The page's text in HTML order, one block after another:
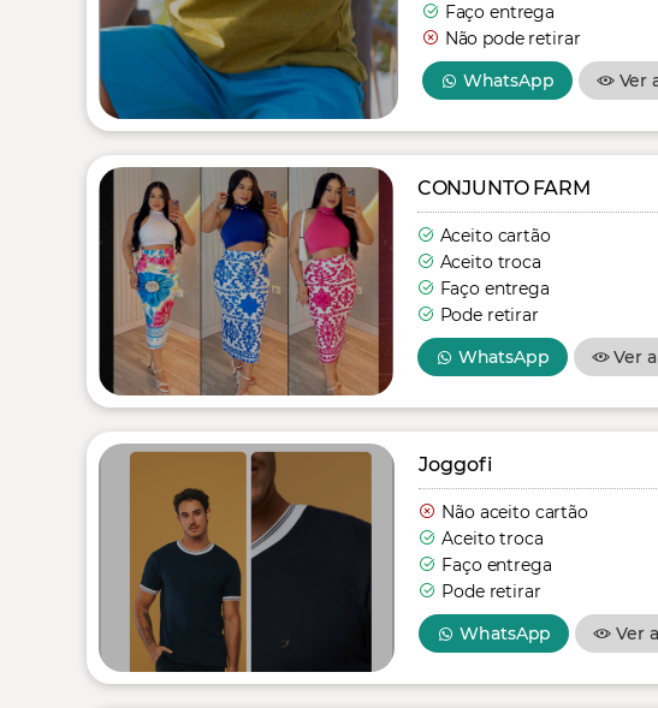
Faço entrega
Não pode retirar
WhatsApp
Ver
CONJUNTO FARM
Aceito cartão
Aceito troca
Faço entrega
Pode retirar
WhatsApp
Ver
Joggofi
Não aceito cartão
Aceito troca
Faço entrega
Pode retirar
WhatsApp
Ver